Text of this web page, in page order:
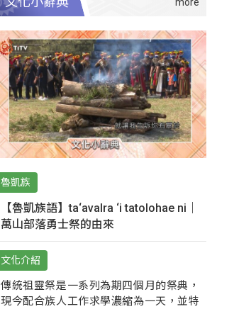
魯凱族
【魯凱族語】ta‘avalra ‘i tatolohae ni｜
萬山部落勇士祭的由來
文化介紹
傳統祖靈祭是一系列為期四個月的祭典，
現今配合族人工作求學濃縮為一天，並特